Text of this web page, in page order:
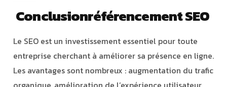
Conclusionréférencement SEO
Le SEO est un investissement essentiel pour toute
entreprise cherchant à améliorer sa présence en ligne.
Les avantages sont nombreux : augmentation du trafic